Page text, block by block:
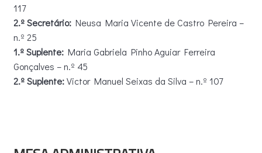
117
2.º Secretário:Neusa Maria Vicente de Castro Pereira –
n.º 25
1.º Suplente:Maria Gabriela Pinho Aguiar Ferreira
Gonçalves – n.º 45
2.º Suplente:Victor Manuel Seixas da Silva – n.º 107